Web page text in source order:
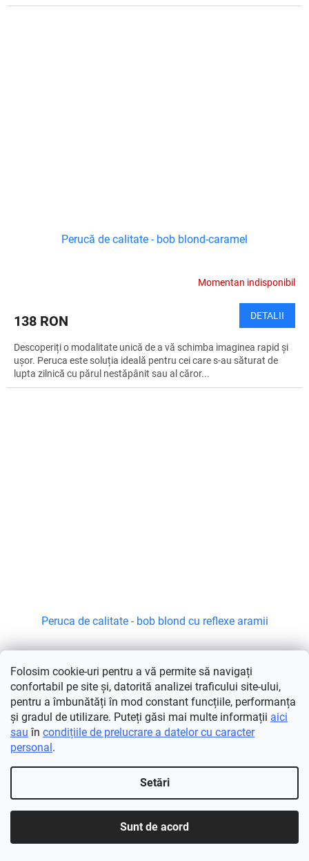
Folosim cookie-uri pentru a vă permite să navigați
confortabil pe site și, datorită analizei traficului site-ului,
pentru a îmbunătăți în mod constant funcțiile, performanța
și gradul de utilizare. Puteți găsi mai multe informații aici
sau în condițiile de prelucrare a datelor cu caracter
personal.
Setări
Sunt de acord
Perucă de calitate - bob blond-caramel
Momentan indisponibil
138 RON DETALII
Descoperiți o modalitate unică de a vă schimba imaginea rapid și
ușor. Peruca este soluția ideală pentru cei care s-au săturat de
lupta zilnică cu părul nestăpânit sau al căror...
Peruca de calitate - bob blond cu reflexe aramii
138 RON DETALII
Descoperiți o modalitate unică de a vă schimba imaginea rapid și
ușor. Peruca este soluția ideală pentru cei care s-au săturat de
lupta zilnică cu părul nestăpânit sau al căror...